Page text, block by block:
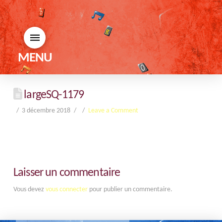
MENU
largeSQ-1179
3 décembre 2018 Leave a Comment
Laisser un commentaire
Vous devez vous connecterpour publier un commentaire.